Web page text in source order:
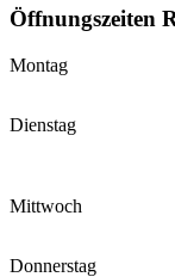
Öffnungszeiten
Montag
Dienstag
Mittwoch
Donnerstag